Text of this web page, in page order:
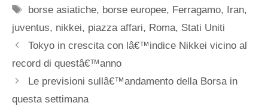
Tag
borse asiatiche, borse europee, Ferragamo, Iran,
juventus, nikkei, piazza affari, Roma, Stati Uniti
Tokyo in crescita con lâ€™indice Nikkei vicino al
record di questâ€™anno
Le previsioni sullâ€™andamento della Borsa in
questa settimana